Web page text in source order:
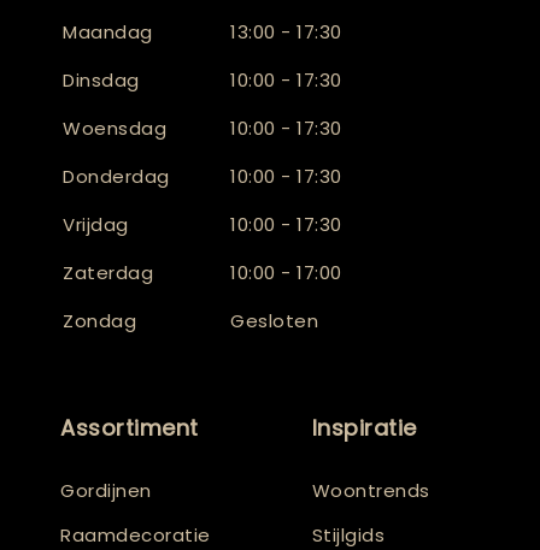
Maandag
13:00 - 17:30
Dinsdag
10:00 - 17:30
Woensdag
10:00 - 17:30
Donderdag
10:00 - 17:30
Vrijdag
10:00 - 17:30
Zaterdag
10:00 - 17:00
Zondag
Gesloten
Assortiment
Gordijnen
Raamdecoratie
Inspiratie
Woontrends
Stijlgids